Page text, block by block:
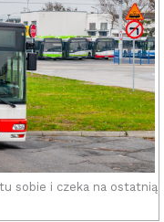
sobie i czeka na ostatnią